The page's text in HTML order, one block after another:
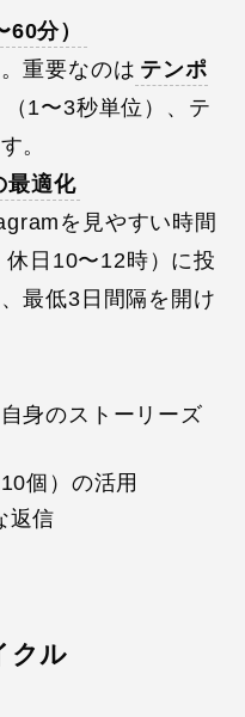
分）
重要なのは テンポ
1〜3秒単位）、テ
。
最適化
を見やすい時間
日10〜12時）に投
最低3日間隔を開け
身のストーリーズ
個）の活用
返信
クル